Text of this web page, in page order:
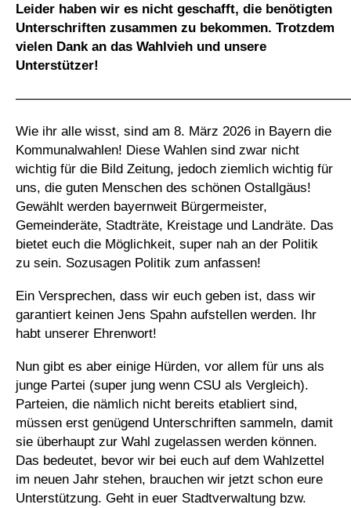
Leider haben wir es nicht geschafft, die benötigten
Unterschriften zusammen zu bekommen. Trotzdem
vielen Dank an das Wahlvieh und unsere
Unterstützer!
Wie ihr alle wisst, sind am 8. März 2026 in Bayern die
Kommunalwahlen! Diese Wahlen sind zwar nicht
wichtig für die Bild Zeitung, jedoch ziemlich wichtig für
uns, die guten Menschen des schönen Ostallgäus!
Gewählt werden bayernweit Bürgermeister,
Gemeinderäte, Stadträte, Kreistage und Landräte. Das
bietet euch die Möglichkeit, super nah an der Politik
zu sein. Sozusagen Politik zum anfassen!
Ein Versprechen, dass wir euch geben ist, dass wir
garantiert keinen Jens Spahn aufstellen werden. Ihr
habt unserer Ehrenwort!
Nun gibt es aber einige Hürden, vor allem für uns als
junge Partei (super jung wenn CSU als Vergleich).
Parteien, die nämlich nicht bereits etabliert sind,
müssen erst genügend Unterschriften sammeln, damit
sie überhaupt zur Wahl zugelassen werden können.
Das bedeutet, bevor wir bei euch auf dem Wahlzettel
im neuen Jahr stehen, brauchen wir jetzt schon eure
Unterstützung. Geht in euer Stadtverwaltung bzw.